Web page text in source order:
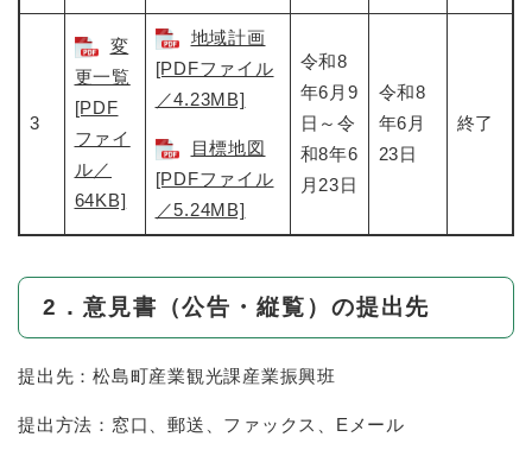
3
変
更一覧
[PDF
ファイ
ル／
64KB]
地域計画
[PDFファイル
／4.23MB]
目標地図
[PDFファイル
／5.24MB]
令和8
年6月9
日～令
和8年6
月23日
令和8
年6月
23日
終了
2．意見書（公告・縦覧）の提出先
提出先：松島町産業観光課産業振興班
提出方法：窓口、郵送、ファックス、Eメール